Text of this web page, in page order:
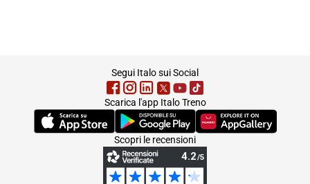
Segui Italo sui Social
Scarica l'app Italo Treno
(Si apre in una nuova scheda)(Si apre in una nuova scheda)
(Si apre in una nuova
Scopri le recensioni